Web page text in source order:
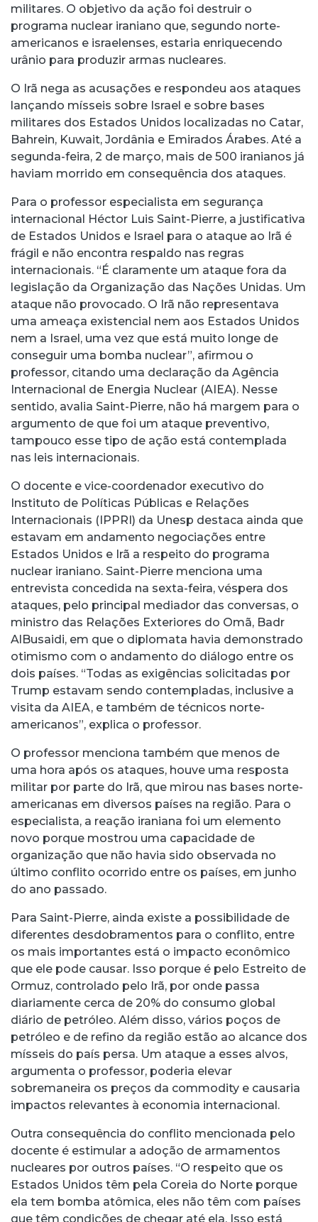
militares. O objetivo da ação foi destruir o
programa nuclear iraniano que, segundo norte-
americanos e israelenses, estaria enriquecendo
urânio para produzir armas nucleares.
O Irã nega as acusações e respondeu aos ataques
lançando mísseis sobre Israel e sobre bases
militares dos Estados Unidos localizadas no Catar,
Bahrein, Kuwait, Jordânia e Emirados Árabes. Até a
segunda-feira, 2 de março, mais de 500 iranianos já
haviam morrido em consequência dos ataques.
Para o professor especialista em segurança
internacional Héctor Luis Saint-Pierre, a justificativa
de Estados Unidos e Israel para o ataque ao Irã é
frágil e não encontra respaldo nas regras
internacionais. “É claramente um ataque fora da
legislação da Organização das Nações Unidas. Um
ataque não provocado. O Irã não representava
uma ameaça existencial nem aos Estados Unidos
nem a Israel, uma vez que está muito longe de
conseguir uma bomba nuclear”, afirmou o
professor, citando uma declaração da Agência
Internacional de Energia Nuclear (AIEA). Nesse
sentido, avalia Saint-Pierre, não há margem para o
argumento de que foi um ataque preventivo,
tampouco esse tipo de ação está contemplada
nas leis internacionais.
O docente e vice-coordenador executivo do
Instituto de Políticas Públicas e Relações
Internacionais (IPPRI) da Unesp destaca ainda que
estavam em andamento negociações entre
Estados Unidos e Irã a respeito do programa
nuclear iraniano. Saint-Pierre menciona uma
entrevista concedida na sexta-feira, véspera dos
ataques, pelo principal mediador das conversas, o
ministro das Relações Exteriores do Omã, Badr
AlBusaidi, em que o diplomata havia demonstrado
otimismo com o andamento do diálogo entre os
dois países. “Todas as exigências solicitadas por
Trump estavam sendo contempladas, inclusive a
visita da AIEA, e também de técnicos norte-
americanos”, explica o professor.
O professor menciona também que menos de
uma hora após os ataques, houve uma resposta
militar por parte do Irã, que mirou nas bases norte-
americanas em diversos países na região. Para o
especialista, a reação iraniana foi um elemento
novo porque mostrou uma capacidade de
organização que não havia sido observada no
último conflito ocorrido entre os países, em junho
do ano passado.
Para Saint-Pierre, ainda existe a possibilidade de
diferentes desdobramentos para o conflito, entre
os mais importantes está o impacto econômico
que ele pode causar. Isso porque é pelo Estreito de
Ormuz, controlado pelo Irã, por onde passa
diariamente cerca de 20% do consumo global
diário de petróleo. Além disso, vários poços de
petróleo e de refino da região estão ao alcance dos
mísseis do país persa. Um ataque a esses alvos,
argumenta o professor, poderia elevar
sobremaneira os preços da commodity e causaria
impactos relevantes à economia internacional.
Outra consequência do conflito mencionada pelo
docente é estimular a adoção de armamentos
nucleares por outros países. “O respeito que os
Estados Unidos têm pela Coreia do Norte porque
ela tem bomba atômica, eles não têm com países
que têm condições de chegar até ela. Isso está